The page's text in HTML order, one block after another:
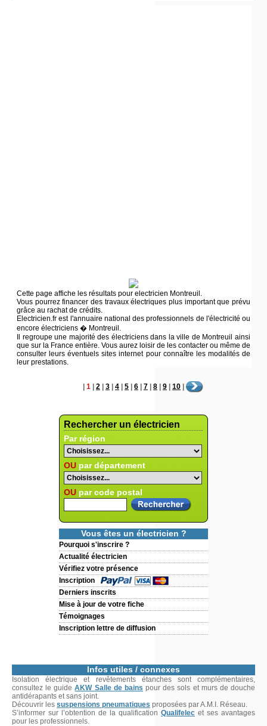
Rechercher un électricien
Par région
OU par département
OU par code postal
Vous êtes un électricien ?
Pourquoi s'inscrire ?
Actualité électricien
Vérifiez votre présence
Inscription
Derniers inscrits
Mise à jour de votre fiche
Témoignages
Inscription lettre de diffusion
Cette page affiche les résultats pour electricien Montreuil.
Vous pourrez financer des travaux électriques plus important que prévu
grâce au rachat de crédits.
Electricien.fr est l'annuaire national des professionnels de l'électricité ou
encore électriciens � Montreuil.
Il regroupe une majorité des électriciens dans la ville de Montreuil ainsi
que sur la France entière. Vous aurez loisir de les contacter ou même de
consulter leurs éventuels sites internet pour connaître les modalités de
leur prestations.
| 1 | 2 | 3 | 4 | 5 | 6 | 7 | 8 | 9 | 10 |
Infos utiles / connexes
Isolation électrique et revêtements étanches sont complémentaires,
consultez le guideAKW Salle de bains pour des sols et murs de douche
antidérapants et sans joint.
Découvrir les suspensions pneumatiques proposées par A.M.I. Réseau.
S’informer sur l’obtention de la qualification Qualifelec et ses avantages
pour les professionnels.